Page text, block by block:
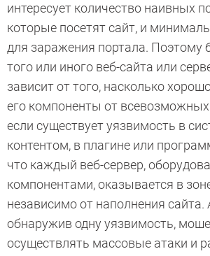
интересует количество наивных
которые посетят сайт, и
для заражения портала. Поэтому
того или иного веб-сайта или
зависит от того, насколько
его компоненты от
если существует уязвимость в
контентом, в плагине или
что каждый веб-сервер,
компонентами, оказывается в
независимо от наполнения сайта.
обнаружив одну уязвимость,
осуществлять массовые атаки и